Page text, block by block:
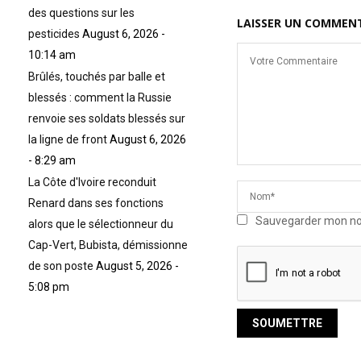
LAISSER UN
Sauvegarder mon
des questions sur les
pesticides August 6, 2026 -
10:14 am
Brûlés, touchés par balle et
blessés : comment la Russie
renvoie ses soldats blessés sur
la ligne de frontAugust 6, 2026
- 8:29 am
La Côte d'Ivoire reconduit
Renard dans ses fonctions
alors que le sélectionneur du
Cap-Vert, Bubista, démissionne
de son poste August 5, 2026 -
5:08 pm